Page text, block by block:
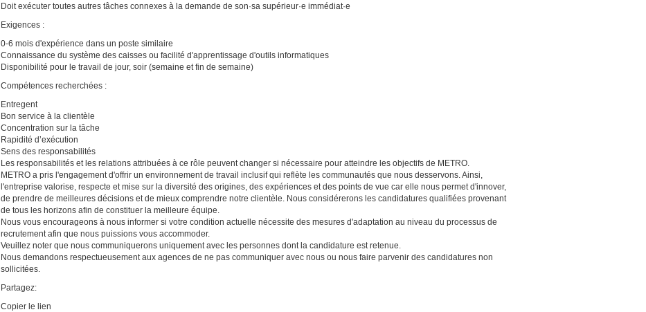
Doit exécuter toutes autres tâches connexes à la demande de son·sa supérieur·e immédiat·e
Exigences :
0-6 mois d'expérience dans un poste similaire
Connaissance du système des caisses ou facilité d'apprentissage d'outils informatiques
Disponibilité pour le travail de jour, soir (semaine et fin de semaine)
Compétences recherchées :
Entregent
Bon service à la clientèle
Concentration sur la tâche
Rapidité d’exécution
Sens des responsabilités
Les responsabilités et les relations attribuées à ce rôle peuvent changer si nécessaire pour atteindre les objectifs de METRO.
METRO a pris l'engagement d'offrir un environnement de travail inclusif qui reflète les communautés que nous desservons. Ainsi,
l'entreprise valorise, respecte et mise sur la diversité des origines, des expériences et des points de vue car elle nous permet d'innover,
de prendre de meilleures décisions et de mieux comprendre notre clientèle. Nous considérerons les candidatures qualifiées provenant
de tous les horizons afin de constituer la meilleure équipe.
Nous vous encourageons à nous informer si votre condition actuelle nécessite des mesures d'adaptation au niveau du processus de
recrutement afin que nous puissions vous accommoder.
Veuillez noter que nous communiquerons uniquement avec les personnes dont la candidature est retenue.
Nous demandons respectueusement aux agences de ne pas communiquer avec nous ou nous faire parvenir des candidatures non
sollicitées.
Partagez:
Copier le lien